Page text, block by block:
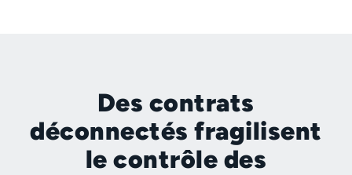
Des contrats
déconnectés fragilisent
le contrôle des